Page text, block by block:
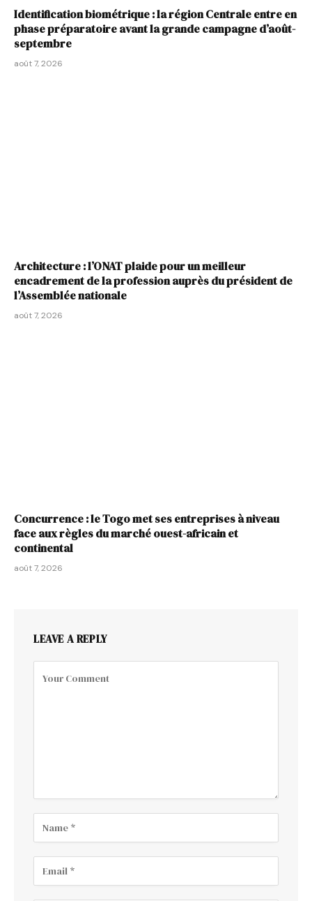
Identification biométrique : la région Centrale entre en
phase préparatoire avant la grande campagne d’août-
septembre
août 7, 2026
Architecture : l’ONAT plaide pour un meilleur
encadrement de la profession auprès du président de
l’Assemblée nationale
août 7, 2026
Concurrence : le Togo met ses entreprises à niveau
face aux règles du marché ouest-africain et
continental
août 7, 2026
LEAVE A REPLY